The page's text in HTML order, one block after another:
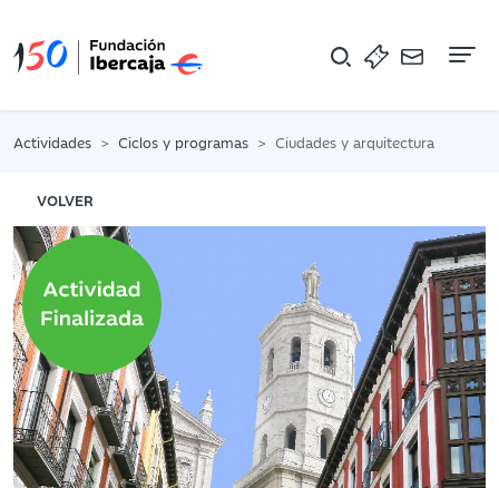
Actividades Ciclos y programas Ciudades y arquitectura
VOLVER